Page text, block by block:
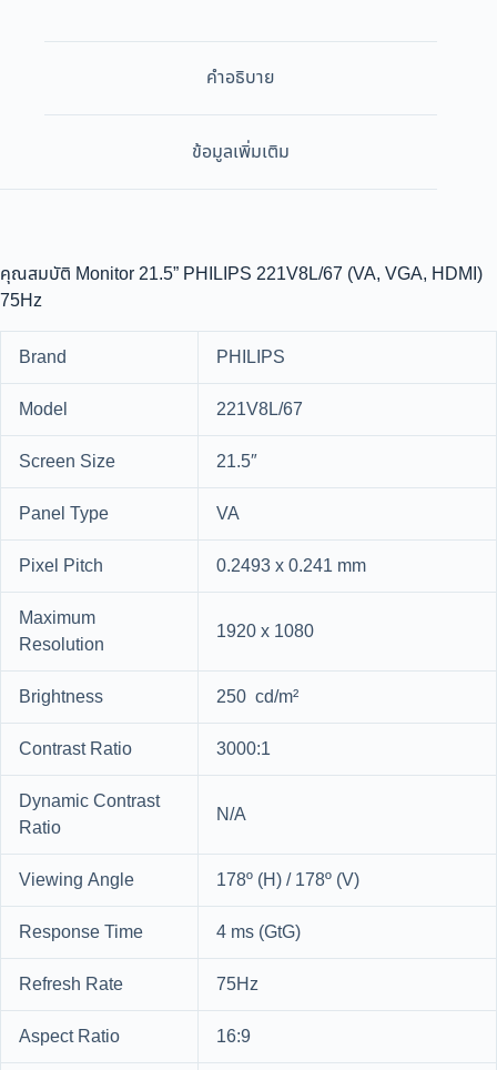
คำอธิบาย
ข้อมูลเพิ่มเติม
คุณสมบัติ Monitor 21.5” PHILIPS 221V8L/67 (VA, VGA, HDMI)
75Hz
Brand
PHILIPS
Model
221V8L/67
Screen Size
21.5″
Panel Type
VA
Pixel Pitch
0.2493 x 0.241 mm
Maximum
Resolution
1920 x 1080
Brightness
250 cd/m²
Contrast Ratio
3000:1
Dynamic Contrast
Ratio
N/A
Viewing Angle
178º (H) / 178º (V)
Response Time
4 ms (GtG)
Refresh Rate
75Hz
Aspect Ratio
16:9